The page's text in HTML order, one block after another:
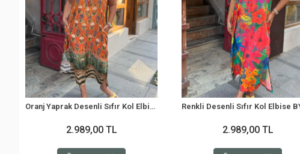
Oranj Yaprak Desenli Sıfır Kol Elbise BY200
2.989,00 TL 2.989,00 TL